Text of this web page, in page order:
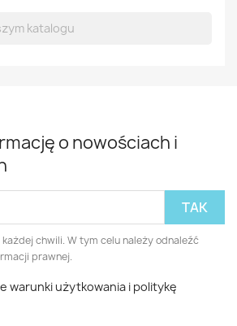
o nowościach i
chwili. W tym celu należy odnaleźć
prawnej.
warunki użytkowania i politykę